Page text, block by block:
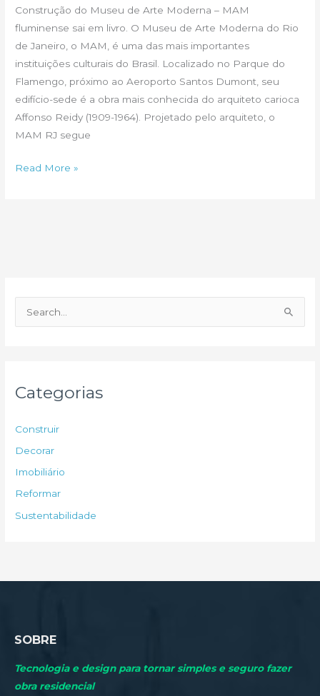
Construção do Museu de Arte Moderna – MAM
fluminense sai em livro. O Museu de Arte Moderna do Rio
de Janeiro, o MAM, é uma das mais importantes
instituições culturais do Brasil. Localizado no Parque do
Flamengo, próximo ao Aeroporto Santos Dumont, seu
edifício-sede é a obra mais conhecida do arquiteto carioca
Affonso Reidy (1909-1964). Projetado pelo arquiteto, o
MAM RJ segue
Construção
Read More »
e
p
o
r
Categorias
Construir
Decorar
Imobiliário
Reformar
Sustentabilidade
SOBRE
Tecnologia e design para tornar simples e seguro fazer
obra residencial